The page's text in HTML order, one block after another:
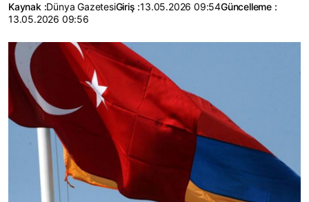
Kaynak :Dünya GazetesiGiriş :13.05.2026 09:54Güncelleme :
13.05.2026 09:56